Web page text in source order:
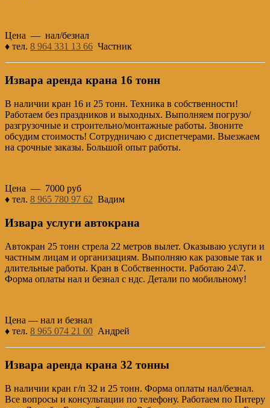
Цена — нал/безнал
♦ тел. 8 964 331 13 66 Частник
Извара аренда крана 16 тонн
В наличии кран 16 и 25 тонн. Техника в собственности!
Работаем без праздников и выходных. Выполняем погрузо/
разгрузочные и строительно/монтажные работы. Звоните
обсудим стоимость! Сотрудничаю с диспетчерами. Выезжаем
на срочные заказы. Большой опыт работы.
Цена — 7000 руб
♦ тел. 8 965 780 97 62 Вадим
Извара услуги автокрана
Автокран 25 тонн стрела 22 метров вылет. Оказываю услуги и
частным лицам и организациям. Выполняю как разовые так и
длительные работы. Кран в Собственности. Работаю 24\7.
Форма оплаты нал и безнал с ндс. Детали по мобильному!
Цена — нал и безнал
♦ тел. 8 965 074 21 00 Андрей
Извара аренда крана 32 тонны
В наличии кран г/п 32 и 25 тонн. Форма оплаты нал/безнал.
Все вопросы и консультации по телефону. Работаем по Питеру